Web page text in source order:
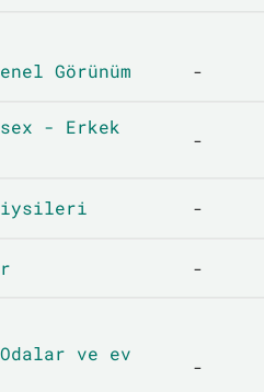
Görünüm -
- Erkek
-
-
-
ve ev
-